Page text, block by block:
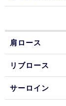
肩ロース
リブロース
サーロイン